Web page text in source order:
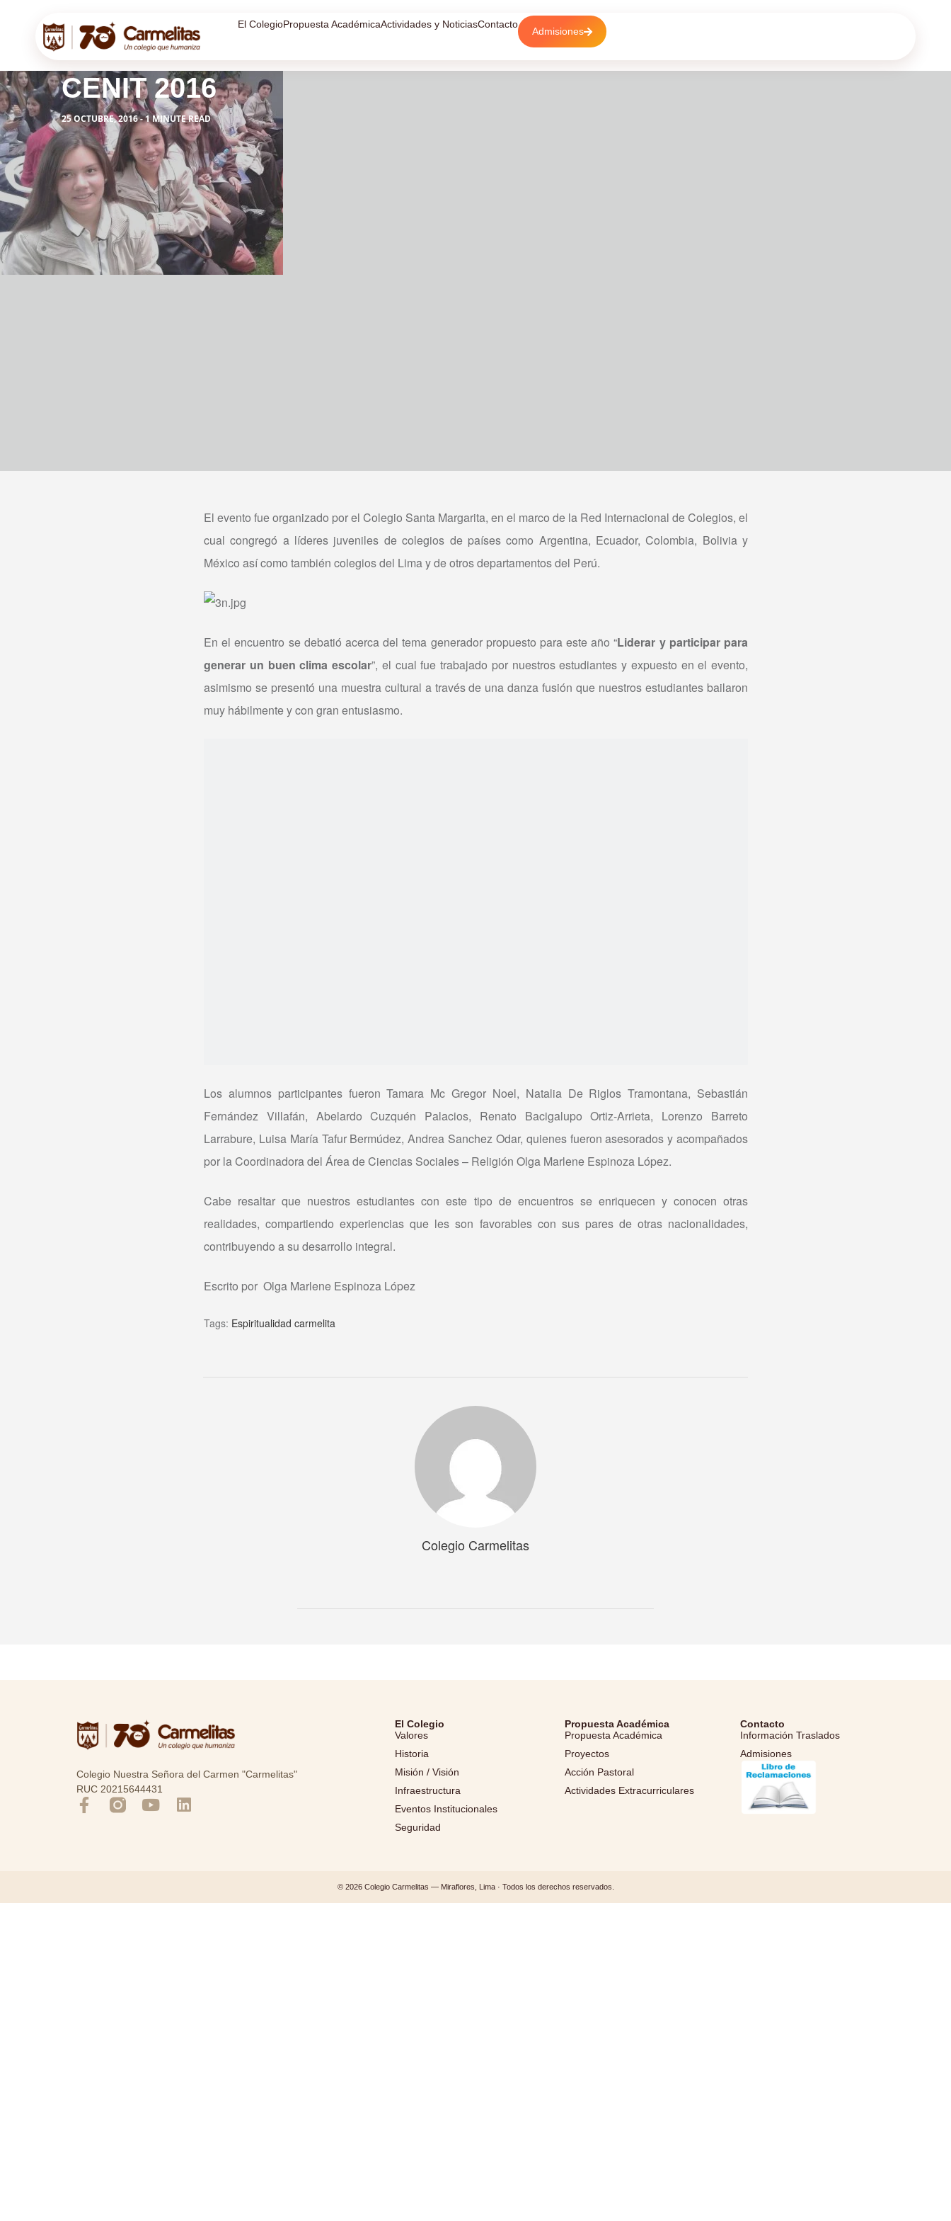
El ColegioPropuesta AcadémicaActividades y NoticiasContacto
Admisiones
CENIT 2016
25 OCTUBRE, 2016 - 1 MINUTE READ
El evento fue organizado por el Colegio Santa Margarita, en el marco de la Red Internacional de Colegios, el
cual congregó a líderes juveniles de colegios de países como Argentina, Ecuador, Colombia, Bolivia y
México así como también colegios del Lima y de otros departamentos del Perú.
En el encuentro se debatió acerca del tema generador propuesto para este año “Liderar y participar para
generar un buen clima escolar”, el cual fue trabajado por nuestros estudiantes y expuesto en el evento,
asimismo se presentó una muestra cultural a través de una danza fusión que nuestros estudiantes bailaron
muy hábilmente y con gran entusiasmo.
Los alumnos participantes fueron Tamara Mc Gregor Noel, Natalia De Riglos Tramontana, Sebastián
Fernández Villafán, Abelardo Cuzquén Palacios, Renato Bacigalupo Ortiz-Arrieta, Lorenzo Barreto
Larrabure, Luisa María Tafur Bermúdez, Andrea Sanchez Odar, quienes fueron asesorados y acompañados
por la Coordinadora del Área de Ciencias Sociales – Religión Olga Marlene Espinoza López.
Cabe resaltar que nuestros estudiantes con este tipo de encuentros se enriquecen y conocen otras
realidades, compartiendo experiencias que les son favorables con sus pares de otras nacionalidades,
contribuyendo a su desarrollo integral.
Escrito por Olga Marlene Espinoza López
Tags: Espiritualidad carmelita
Colegio Carmelitas
Colegio Nuestra Señora del Carmen "Carmelitas"
RUC 20215644431
El Colegio
Valores
Historia
Misión / Visión
Infraestructura
Eventos Institucionales
Seguridad
Propuesta Académica
Propuesta Académica
Proyectos
Acción Pastoral
Actividades Extracurriculares
Contacto
Información Traslados
Admisiones
© 2026 Colegio Carmelitas — Miraflores, Lima · Todos los derechos reservados.